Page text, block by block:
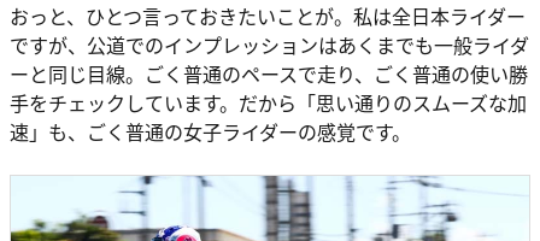
おっと、ひとつ言っておきたいことが。私は全日本ライダー
ですが、公道でのインプレッションはあくまでも一般ライダ
ーと同じ目線。ごく普通のペースで走り、ごく普通の使い勝
手をチェックしています。だから「思い通りのスムーズな加
速」も、ごく普通の女子ライダーの感覚です。